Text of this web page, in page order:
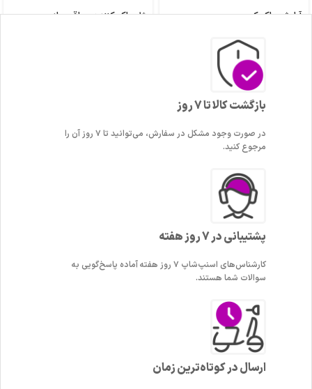
آرایش پاک کن
ژل پاک کننده,مراقبت از پوست و
بازگشت کالا تا 7 روز
در صورت وجود مشکل در سفارش، می‌توانید تا ۷ روز آن را
مرجوع کنید.
پشتیبانی در 7 روز هفته
کارشناس‌های اسنپ‌شاپ ۷ روز هفته آماده پاسخ‌گویی به
سوالات شما هستند.
ارسال در کوتاه‌ترین زمان